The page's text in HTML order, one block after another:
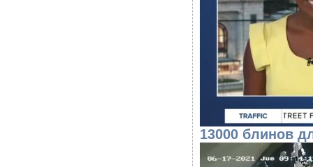
13000 блинов